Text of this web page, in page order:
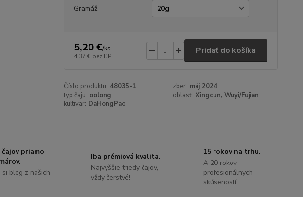
Gramáž
5,20 €/ks
4,37 € bez DPH
Pridať do košíka
Číslo produktu: 48035-1 zber: máj 2024
typ čaju: oolong oblasť: Xingcun, Wuyi/Fujian
kultivar: DaHongPao
čajov priamo
si blog z našich
Iba prémiová kvalita.
Najvyššie triedy čajov,
vždy čerstvé!
15 rokov na trhu.
A 20 rokov
profesionálnych
skúseností.